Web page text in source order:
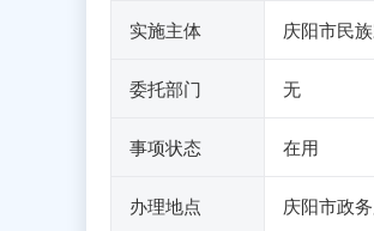
实施主体 庆阳市民
委托部门 无
事项状态 在用
办理地点 庆阳市政